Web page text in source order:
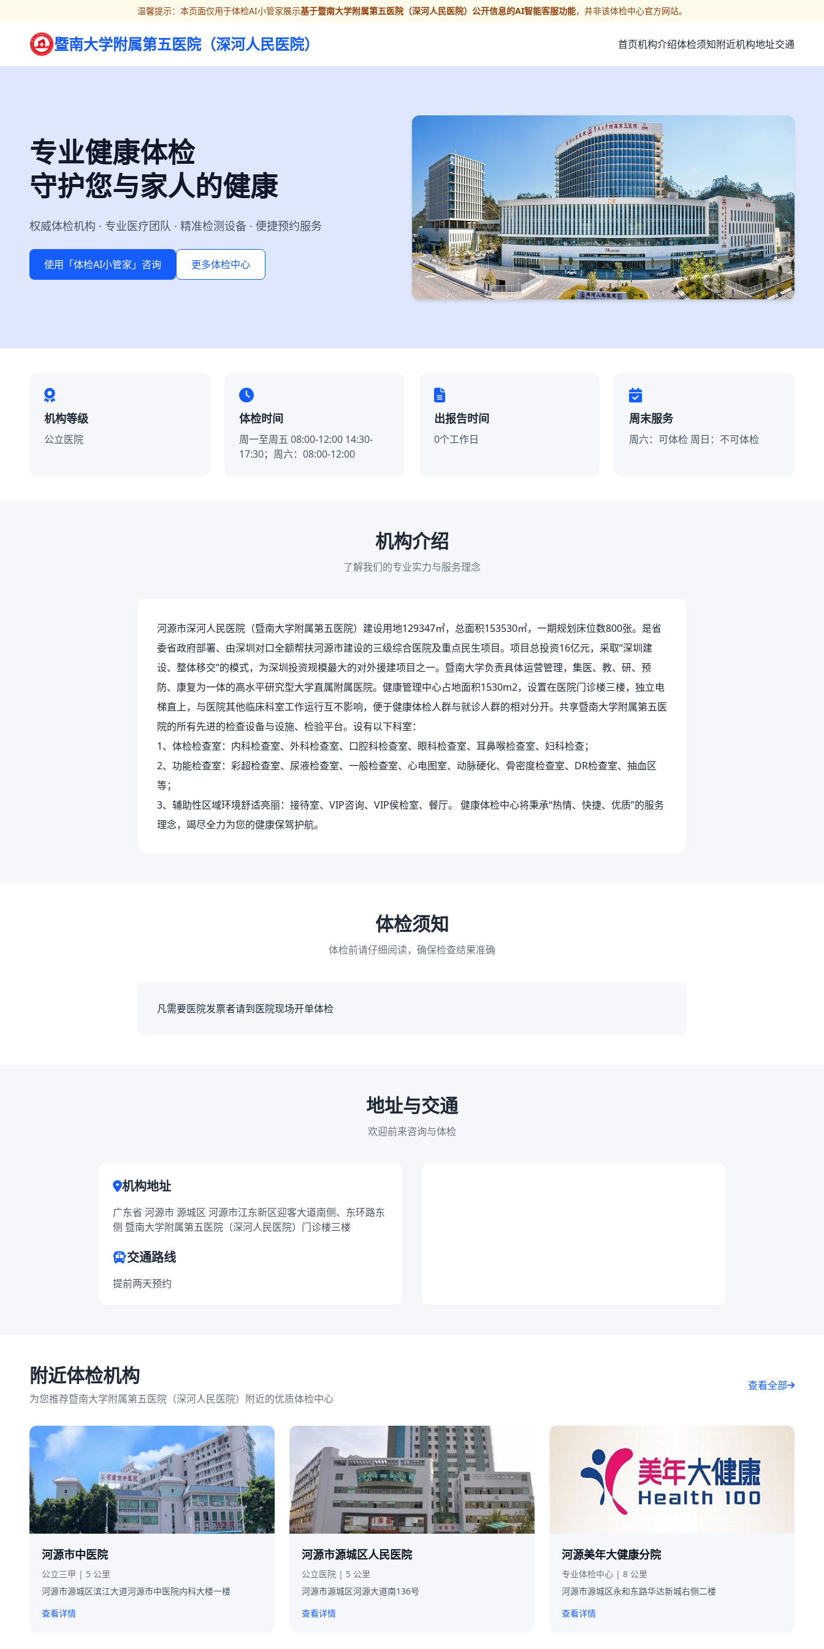
温馨提示：本页面仅用于体检AI小管家展示基于暨南大学附属第五医院（深河人民医院）公开信息的AI智能客服功能，并非该体检中心官方网站。
暨南大学附属第五医院（深河人民医院） 首页机构介绍体检须知附近机构地址交通
专业健康体检
守护您与家人的健康
权威体检机构 · 专业医疗团队 · 精准检测设备 · 便捷预约服务
使用「体检AI小管家」咨询 更多体检中心
机构等级
公立医院
体检时间
周一至周五 08:00-12:00 14:30-
17:30；周六：08:00-12:00
出报告时间
0个工作日
周末服务
周六：可体检 周日：不可体检
机构介绍
了解我们的专业实力与服务理念
河源市深河人民医院（暨南大学附属第五医院）建设用地129347㎡，总面积153530㎡，一期规划床位数800张。是省
委省政府部署、由深圳对口全额帮扶河源市建设的三级综合医院及重点民生项目。项目总投资16亿元，采取“深圳建
设、整体移交”的模式，为深圳投资规模最大的对外援建项目之一。暨南大学负责具体运营管理，集医、教、研、预
防、康复为一体的高水平研究型大学直属附属医院。健康管理中心占地面积1530m2，设置在医院门诊楼三楼，独立电
梯直上，与医院其他临床科室工作运行互不影响，便于健康体检人群与就诊人群的相对分开。共享暨南大学附属第五医
院的所有先进的检查设备与设施、检验平台。设有以下科室：
1、体检检查室：内科检查室、外科检查室、口腔科检查室、眼科检查室、耳鼻喉检查室、妇科检查；
2、功能检查室：彩超检查室、尿液检查室、一般检查室、心电图室、动脉硬化、骨密度检查室、DR检查室、抽血区
等；
3、辅助性区域环境舒适亮丽：接待室、VIP咨询、VIP侯检室、餐厅。 健康体检中心将秉承“热情、快捷、优质”的服务
理念，竭尽全力为您的健康保驾护航。
体检须知
体检前请仔细阅读，确保检查结果准确
凡需要医院发票者请到医院现场开单体检
地址与交通
欢迎前来咨询与体检
机构地址
广东省 河源市 源城区 河源市江东新区迎客大道南侧、东环路东
侧 暨南大学附属第五医院（深河人民医院）门诊楼三楼
交通路线
提前两天预约
附近体检机构
为您推荐暨南大学附属第五医院（深河人民医院）附近的优质体检中心
查看全部
河源市中医院
公立三甲 | 5 公里
河源市源城区滨江大道河源市中医院内科大楼一楼
查看详情
河源市源城区人民医院
公立医院 | 5 公里
河源市源城区河源大道南136号
查看详情
河源美年大健康分院
专业体检中心 | 8 公里
河源市源城区永和东路华达新城右侧二楼
查看详情